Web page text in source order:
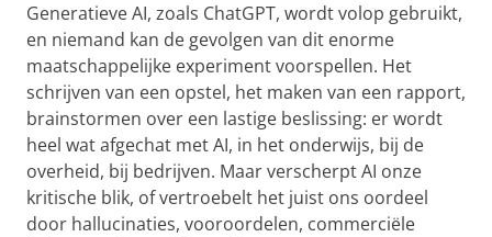
Generatieve AI, zoals ChatGPT, wordt volop gebruikt,
en niemand kan de gevolgen van dit enorme
maatschappelijke experiment voorspellen. Het
schrijven van een opstel, het maken van een rapport,
brainstormen over een lastige beslissing: er wordt
heel wat afgechat met AI, in het onderwijs, bij de
overheid, bij bedrijven. Maar verscherpt AI onze
kritische blik, of vertroebelt het juist ons oordeel
door hallucinaties, vooroordelen, commerciële